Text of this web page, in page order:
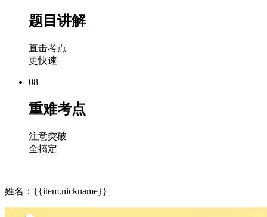
题目讲解
直击考点
更快速
08
重难考点
注意突破
全搞定
姓名：{{item.nickname}}